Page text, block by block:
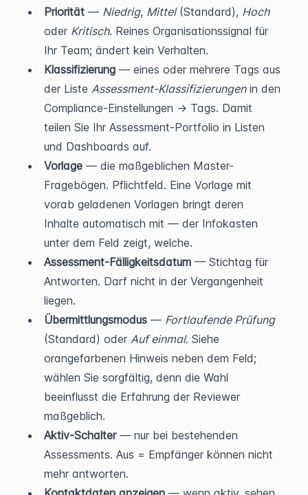
Priorität — Niedrig, Mittel (Standard), Hoch
oder Kritisch. Reines Organisationssignal für
Ihr Team; ändert kein Verhalten.
Klassifizierung — eines oder mehrere Tags aus
der Liste Assessment-Klassifizierungen in den
Compliance-Einstellungen → Tags. Damit
teilen Sie Ihr Assessment-Portfolio in Listen
und Dashboards auf.
Vorlage — die maßgeblichen Master-
Fragebögen. Pflichtfeld. Eine Vorlage mit
vorab geladenen Vorlagen bringt deren
Inhalte automatisch mit — der Infokasten
unter dem Feld zeigt, welche.
Assessment-Fälligkeitsdatum — Stichtag für
Antworten. Darf nicht in der Vergangenheit
liegen.
Übermittlungsmodus — Fortlaufende Prüfung
(Standard) oder Auf einmal. Siehe
orangefarbenen Hinweis neben dem Feld;
wählen Sie sorgfältig, denn die Wahl
beeinflusst die Erfahrung der Reviewer
maßgeblich.
Aktiv-Schalter — nur bei bestehenden
Assessments. Aus = Empfänger können nicht
mehr antworten.